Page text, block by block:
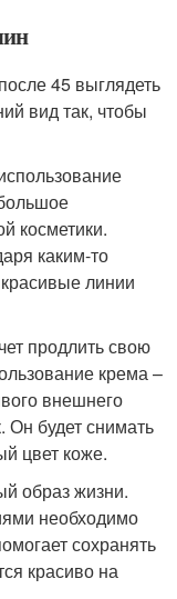
45 выглядеть
вид так, чтобы
косметики.
каким-то
линии
продлить свою
крема –
внешнего
Он будет снимать
цвет коже.
образ жизни.
необходимо
сохранять
красиво на